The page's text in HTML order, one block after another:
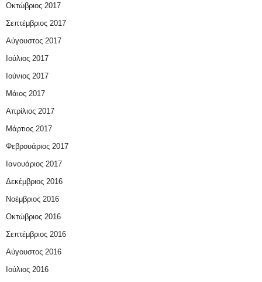
Οκτώβριος 2017
Σεπτέμβριος 2017
Αύγουστος 2017
Ιούλιος 2017
Ιούνιος 2017
Μάιος 2017
Απρίλιος 2017
Μάρτιος 2017
Φεβρουάριος 2017
Ιανουάριος 2017
Δεκέμβριος 2016
Νοέμβριος 2016
Οκτώβριος 2016
Σεπτέμβριος 2016
Αύγουστος 2016
Ιούλιος 2016